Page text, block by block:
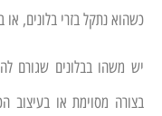
כשהוא נתקל בזרי בלונים,
יש משהו בבלונים שגורם
בצורה מסוימת או בעיצוב